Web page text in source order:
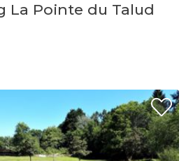
La Pointe du Talud